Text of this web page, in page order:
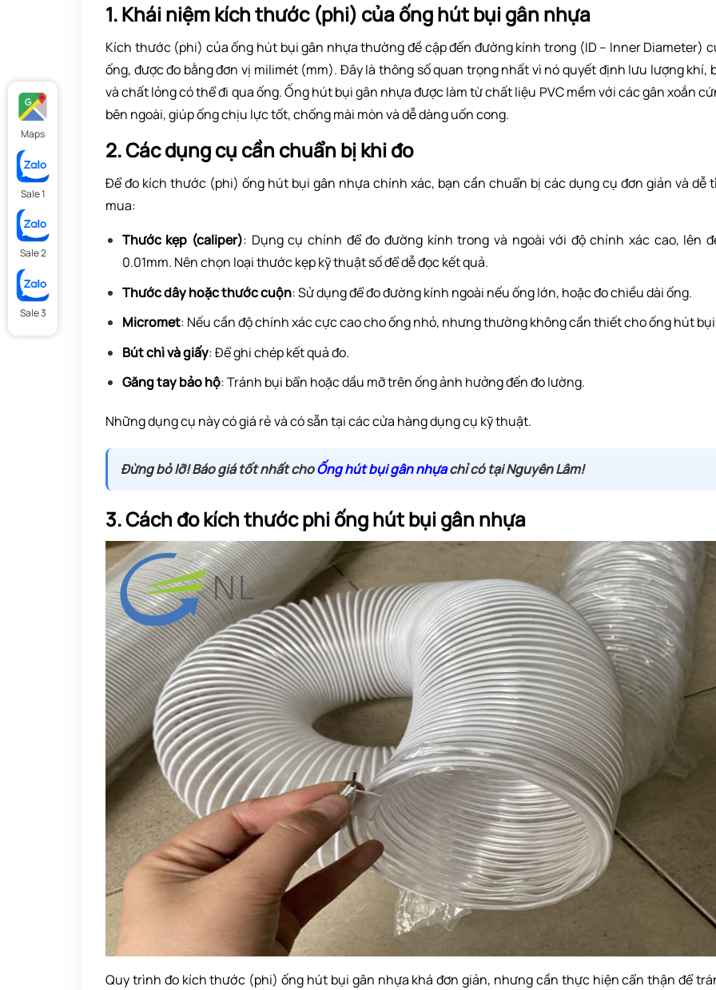
1. Khái niệm kích thước (phi) của ống hút bụi gân nhựa
Kích thước (phi) của ống hút bụi gân nhựa thường đề cập đến đường kính trong (ID – Inner Diameter)
ống, được đo bằng đơn vị milimét (mm). Đây là thông số quan trọng nhất vì nó quyết định lưu lượng khí,
và chất lỏng có thể đi qua ống. Ống hút bụi gân nhựa được làm từ chất liệu PVC mềm với các gân xoắn
bên ngoài, giúp ống chịu lực tốt, chống mài mòn và dễ dàng uốn cong.
2. Các dụng cụ cần chuẩn bị khi đo
Để đo kích thước (phi) ống hút bụi gân nhựa chính xác, bạn cần chuẩn bị các dụng cụ đơn giản và dễ
mua:
Thước kẹp (caliper): Dụng cụ chính để đo đường kính trong và ngoài với độ chính xác cao, lên
0.01mm. Nên chọn loại thước kẹp kỹ thuật số để dễ đọc kết quả.
Thước dây hoặc thước cuộn: Sử dụng để đo đường kính ngoài nếu ống lớn, hoặc đo chiều dài ống.
Micromet: Nếu cần độ chính xác cực cao cho ống nhỏ, nhưng thường không cần thiết cho ống hút
Bút chì và giấy: Để ghi chép kết quả đo.
Găng tay bảo hộ: Tránh bụi bẩn hoặc dầu mỡ trên ống ảnh hưởng đến đo lường.
Những dụng cụ này có giá rẻ và có sẵn tại các cửa hàng dụng cụ kỹ thuật.
Đừng bỏ lỡ! Báo giá tốt nhất choỐng hút bụi gân nhựachỉ có tại Nguyên Lâm!
3. Cách đo kích thước phi ống hút bụi gân nhựa
Quy trình đo kích thước (phi) ống hút bụi gân nhựa khá đơn giản, nhưng cần thực hiện cẩn thận để
Maps
Sale 1
Sale 2
Sale 3